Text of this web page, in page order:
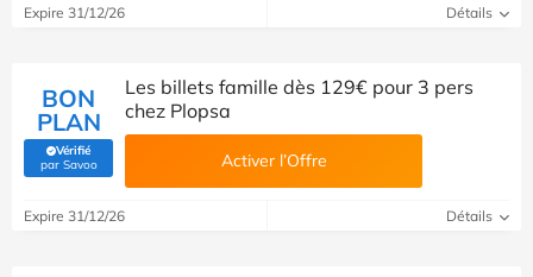
Expire 31/12/26 Détails
BON
PLAN
Vérifié
par Savoo(Vérifié par Savoo)
Les billets famille dès 129€ pour 3 pers
chez Plopsa
Activer l’Offre
Expire 31/12/26 Détails